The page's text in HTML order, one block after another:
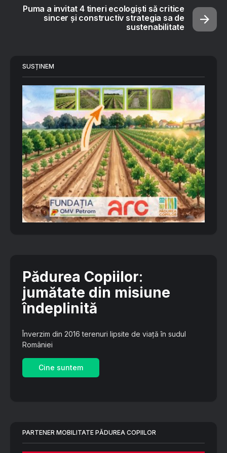
Puma a invitat 4 tineri ecologiști să critice
sincer și constructiv strategia sa de
sustenabilitate
SUSȚINEM
Pădurea Copiilor:
jumătate din misiune
îndeplinită
Înverzim din 2016 terenuri lipsite de viață în sudul
României
Cine suntem
PARTENER MOBILITATE PĂDUREA COPIILOR